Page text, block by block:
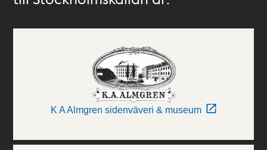
K A Almgren sidenväveri & museum